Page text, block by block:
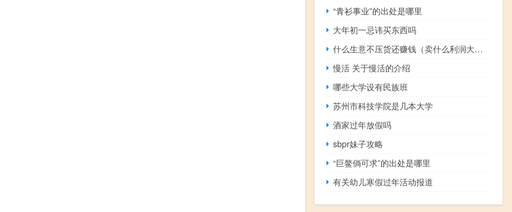
“青衫事业”的出处是哪里
大年初一忌讳买东西吗
什么生意不压货还赚钱（卖什么利润大不压货）
慢活 关于慢活的介绍
哪些大学设有民族班
苏州市科技学院是几本大学
酒家过年放假吗
sbpr妹子攻略
“巨鳌倘可求”的出处是哪里
有关幼儿寒假过年活动报道